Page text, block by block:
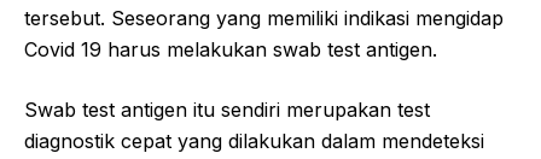
tersebut. Seseorang yang memiliki indikasi mengidap
Covid 19 harus melakukan swab test antigen.
Swab test antigen itu sendiri merupakan test
diagnostik cepat yang dilakukan dalam mendeteksi